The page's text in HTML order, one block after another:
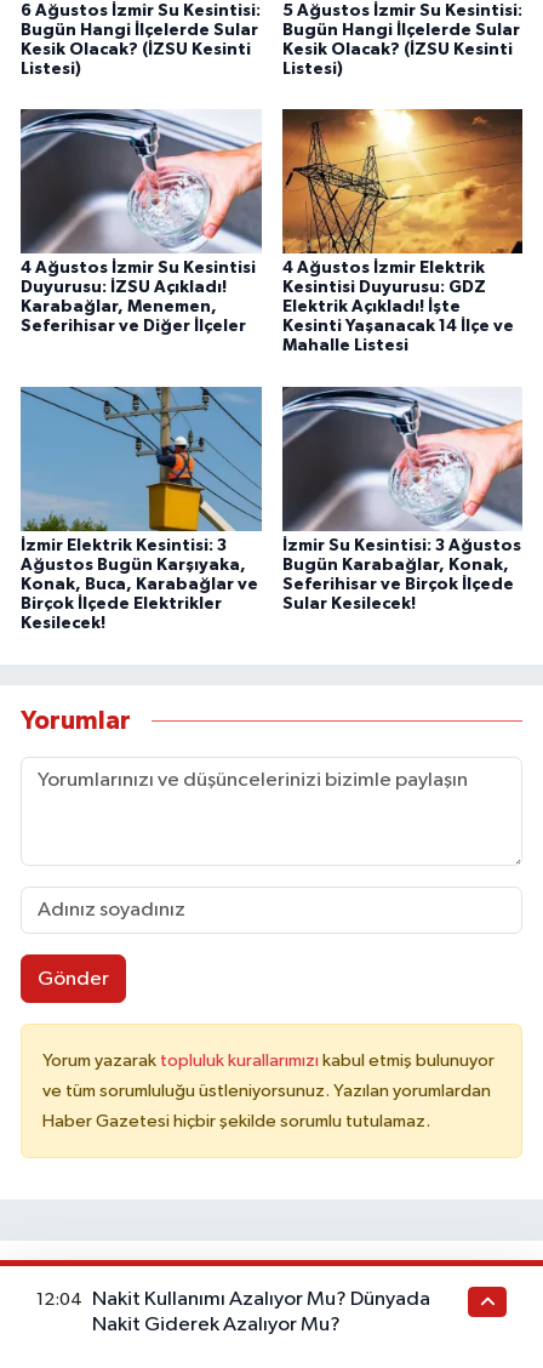
6 Ağustos İzmir Su Kesintisi:
Bugün Hangi İlçelerde Sular
Kesik Olacak? (İZSU Kesinti
Listesi)
5 Ağustos İzmir Su Kesintisi:
Bugün Hangi İlçelerde Sular
Kesik Olacak? (İZSU Kesinti
Listesi)
4 Ağustos İzmir Su Kesintisi
Duyurusu: İZSU Açıkladı!
Karabağlar, Menemen,
Seferihisar ve Diğer İlçeler
4 Ağustos İzmir Elektrik
Kesintisi Duyurusu: GDZ
Elektrik Açıkladı! İşte
Kesinti Yaşanacak 14 İlçe ve
Mahalle Listesi
İzmir Elektrik Kesintisi: 3
Ağustos Bugün Karşıyaka,
Konak, Buca, Karabağlar ve
Birçok İlçede Elektrikler
Kesilecek!
İzmir Su Kesintisi: 3 Ağustos
Bugün Karabağlar, Konak,
Seferihisar ve Birçok İlçede
Sular Kesilecek!
Yorumlar
Gönder
Yorum yazarak topluluk kurallarımızı kabul etmiş bulunuyor
ve tüm sorumluluğu üstleniyorsunuz. Yazılan yorumlardan
Haber Gazetesi hiçbir şekilde sorumlu tutulamaz.
Çocuklarda Kalp Romatizması Tehlikeli midir?
12:04
Nakit Kullanımı Azalıyor Mu? Dünyada
Nakit Giderek Azalıyor Mu?